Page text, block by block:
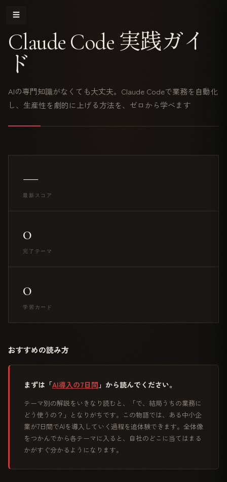
☰
Claude Code 実践ガイ
ド
AIの専門知識がなくても大丈夫。Claude Codeで業務を自動化
し、生産性を劇的に上げる方法を、ゼロから学べます
—
最新スコア
0
完了テーマ
0
学習カード
おすすめの読み方
まずは「AI導入の7日間 」から読んでください。
テーマ別の解説をいきなり読むと、「で、結局うちの業務に
どう使うの？」となりがちです。この物語では、ある中小企
業が7日間でAIを導入していく過程を追体験できます。全体像
をつかんでから各テーマに入ると、自社のどこに当てはまる
かがすぐ分かるようになります。